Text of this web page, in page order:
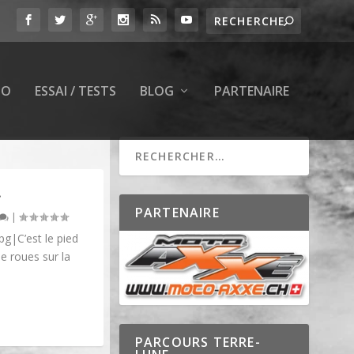
ESSAI / TESTS BLOG PARTENAIRE
|
le pied
roues sur la
PARTENAIRE
PARCOURS TERRE-